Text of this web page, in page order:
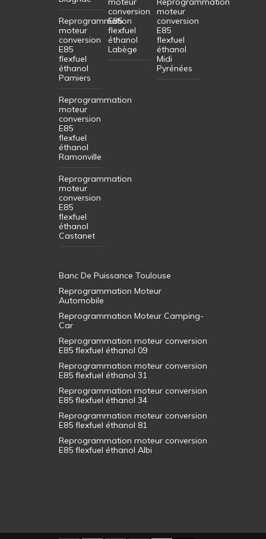
Reprogrammation
moteur
conversion
E85
flexfuel
éthanol
Pamiers
Reprogrammation
moteur
conversion
E85
flexfuel
éthanol
Ramonville
Reprogrammation
moteur
conversion
E85
flexfuel
éthanol
Castanet
conversion
E85
flexfuel
éthanol
Labège
moteur
conversion
E85
flexfuel
éthanol
Midi
Pyrénées
Banc De Puissance Toulouse
Reprogrammation Moteur
Automobile
Reprogrammation Moteur Camping-
Car
Reprogrammation moteur conversion
E85 flexfuel éthanol 09
Reprogrammation moteur conversion
E85 flexfuel éthanol 31
Reprogrammation moteur conversion
E85 flexfuel éthanol 34
Reprogrammation moteur conversion
E85 flexfuel éthanol 81
Reprogrammation moteur conversion
E85 flexfuel éthanol Albi